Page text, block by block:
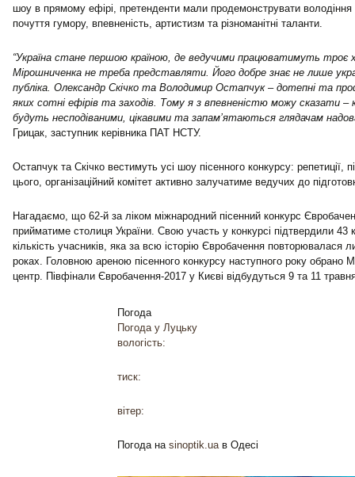
шоу в прямому ефірі, претенденти мали продемонструвати
почуття гумору, впевненість, артистизм та різноманітні таланти.
“Україна стане першою країною, де ведучими працюватимуть троє
Мірошниченка не треба представляти. Його добре знає не лише
публіка. Олександр Скічко та Володимир Остапчук – дотепні та
яких сотні ефірів та заходів. Тому я з впевненістю можу сказати –
будуть несподіваними, цікавими та запам’ятаються глядачам
Грицак, заступник керівника ПАТ НСТУ.
Остапчук та Скічко вестимуть усі шоу пісенного конкурсу: репетиції,
цього, організаційний комітет активно залучатиме ведучих до
Нагадаємо, що 62-й за ліком міжнародний пісенний конкурс
прийматиме столиця України. Свою участь у конкурсі підтвердили 43
кількість учасників, яка за всю історію Євробачення повторювалася
роках. Головною ареною пісенного конкурсу наступного року обрано
центр. Півфінали Євробачення-2017 у Києві відбудуться 9 та 11
Погода
Погода у Луцьку
вологість:
тиск:
вітер:
Погода на sinoptik.uaв Одесі